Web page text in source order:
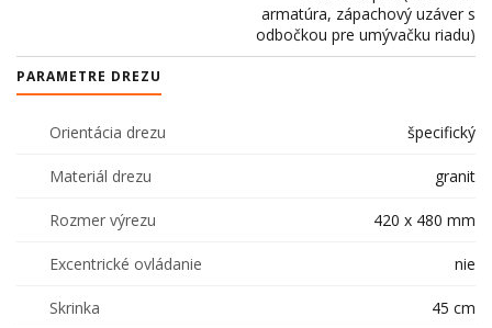
armatúra, zápachový uzáver s
odbočkou pre umývačku riadu)
PARAMETRE DREZU
Orientácia drezu špecifický
Materiál drezu granit
Rozmer výrezu 420 x 480 mm
Excentrické ovládanie nie
Skrinka 45 cm